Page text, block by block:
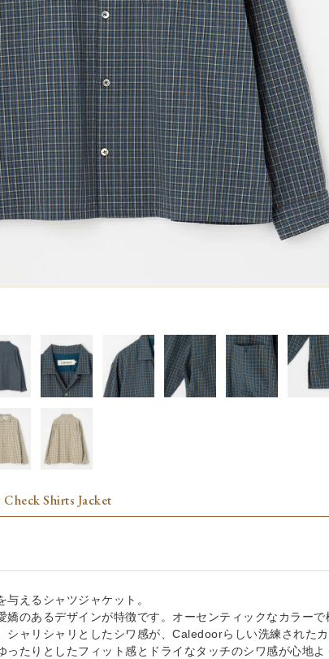
Shirts Jacket
えるシャツジャケット。
嬌のあるデザインが特徴です。オーセンティックなカラーで
シャリシャリとしたシワ感が、Caledoorらしい洗練された
ったりとしたフィット感とドライなタッチのシワ感が心地よ